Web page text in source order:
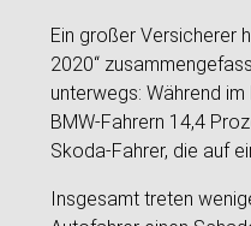
Ein großer Versicherer
2020“
unterwegs: Während
BMW-Fahrern 14,4
Skoda-Fahrer, die auf
Insgesamt treten